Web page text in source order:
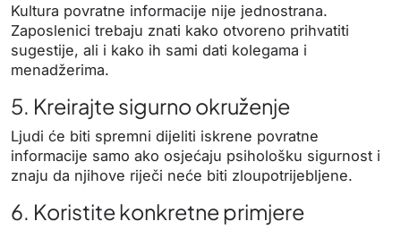
Kultura povratne informacije nije jednostrana.
Zaposlenici trebaju znati kako otvoreno prihvatiti
sugestije, ali i kako ih sami dati kolegama i
menadžerima.
5. Kreirajte sigurno okruženje
Ljudi će biti spremni dijeliti iskrene povratne
informacije samo ako osjećaju psihološku sigurnost i
znaju da njihove riječi neće biti zloupotrijebljene.
6. Koristite konkretne primjere